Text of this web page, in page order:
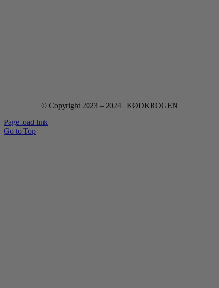
© Copyright 2023 – 2024 | KØDKROGEN
Page load link
Go to Top